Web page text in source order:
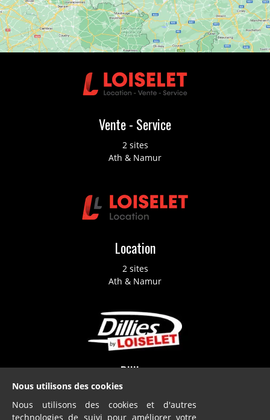
Vente - Service
2 sites
Ath & Namur
Location
2 sites
Ath & Namur
Dillies
Blandain
Nous utilisons des cookies
Nous utilisons des cookies et d'autres
technologies de suivi pour améliorer votre